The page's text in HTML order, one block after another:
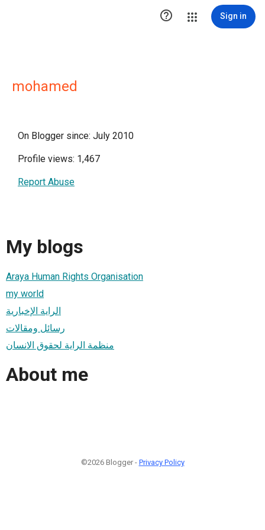
 Sign in
mohamed
On Blogger since: July 2010
Profile views: 1,467
Report Abuse
My blogs
Araya Human Rights Organisation
my world
الراية الإخبارية
رسائل ومقالات
منظمة الراية لحقوق الانسان
About me
©2026 Blogger - Privacy Policy